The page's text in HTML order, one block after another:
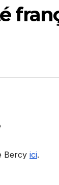
Bercy ici.